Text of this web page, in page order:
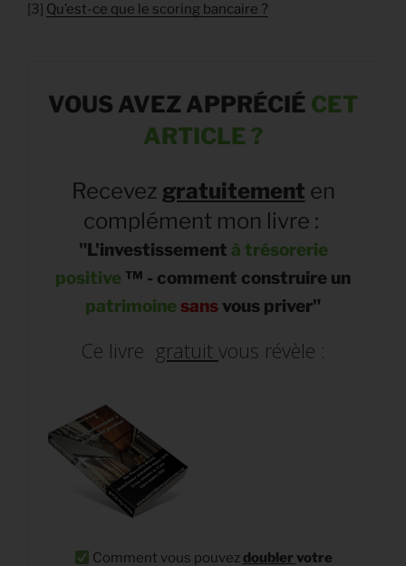
[3] Qu’est-ce que le scoring bancaire ?
VOUS AVEZ APPRÉCIÉ CET
ARTICLE ?
Recevez gratuitement en
complément mon livre :
"L'investissement à trésorerie
positive™ - comment construire un
patrimoine sans vous priver"
Ce livre gratuit vous révèle :
Comment vous pouvez doubler votre